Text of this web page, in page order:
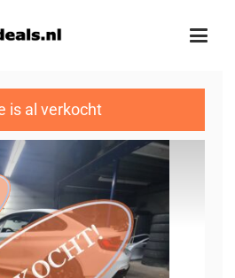
is al verkocht